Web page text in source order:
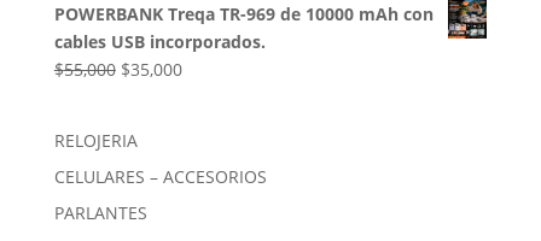
original
era:
$50,000.
actual
es:
$35,000.
POWERBANK Treqa TR-969 de 10000 mAh con
cables USB incorporados.
$55,000 El
era:
$55,000.
$35,000El
$35,000.
RELOJERIA
CELULARES – ACCESORIOS
PARLANTES